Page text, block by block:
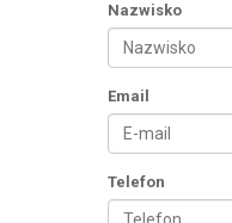
Nazwisko
Email
Telefon